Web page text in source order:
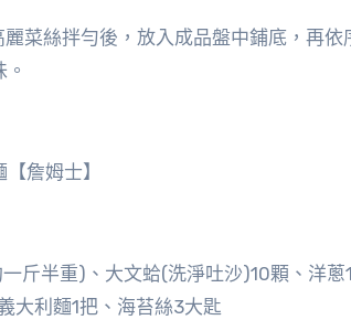
菜絲拌勻後，放入成品盤中鋪底，再
詹姆士】
斤半重)、大文蛤(洗淨吐沙)10顆、洋
大利麵1把、海苔絲3大匙